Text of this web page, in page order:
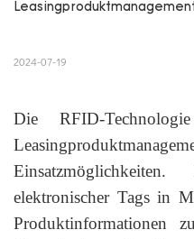
2024-07-19
Die RFID-
elektronischer Tags in
Produktinformationen